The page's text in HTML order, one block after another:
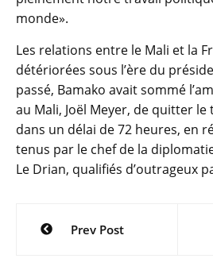
monde».
Les relations entre le Mali et la
détériorées sous l’ère du
passé, Bamako avait sommé
au Mali, Joël Meyer, de quitter
dans un délai de 72 heures, en
tenus par le chef de la
Le Drian, qualifiés d’outrageux
Navigation
Prev Post